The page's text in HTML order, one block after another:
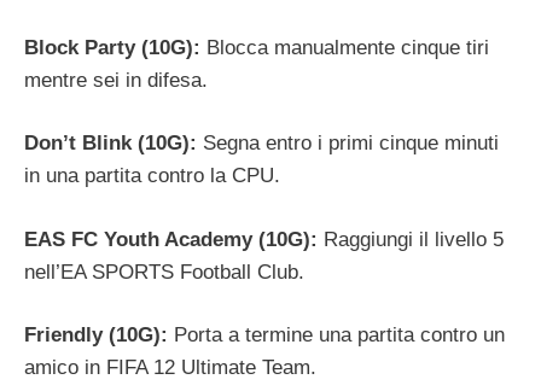
Block Party (10G): Blocca manualmente cinque tiri
mentre sei in difesa.
Don’t Blink (10G): Segna entro i primi cinque minuti
in una partita contro la CPU.
EAS FC Youth Academy (10G): Raggiungi il livello 5
nell’EA SPORTS Football Club.
Friendly (10G): Porta a termine una partita contro un
amico in FIFA 12 Ultimate Team.